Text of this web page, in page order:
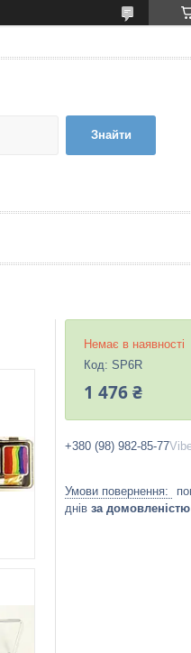
Знайти
Немає в наявності
Код: SP6R
1 476 ₴
+380 (98) 982-85-77
днів за домовленістю